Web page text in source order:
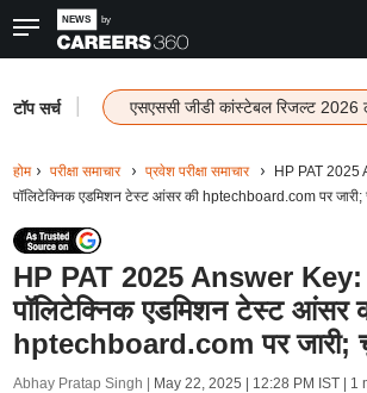
टॉप सर्च एसएससी जीडी कांस्टेबल रिजल्ट 2026
होम परीक्षा समाचार प्रवेश परीक्षा समाचार
HP PAT 2025
पॉलिटेक्निक एडमिशन टेस्ट आंसर की hptechboard.com पर जारी;
HP PAT 2025 Answer Key:
पॉलिटेक्निक एडमिशन टेस्ट आंसर
hptechboard.com पर जारी;
Abhay Pratap Singh | May 22, 2025 | 12:28 PM IST| 1